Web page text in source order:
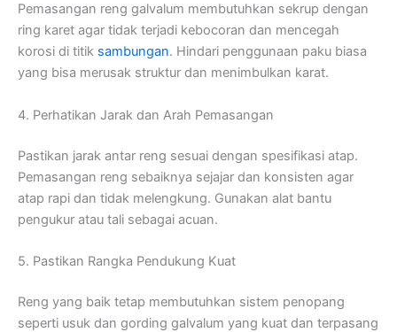
Pemasangan reng galvalum membutuhkan sekrup dengan
ring karet agar tidak terjadi kebocoran dan mencegah
korosi di titik sambungan. Hindari penggunaan paku biasa
yang bisa merusak struktur dan menimbulkan karat.
4. Perhatikan Jarak dan Arah Pemasangan
Pastikan jarak antar reng sesuai dengan spesifikasi atap.
Pemasangan reng sebaiknya sejajar dan konsisten agar
atap rapi dan tidak melengkung. Gunakan alat bantu
pengukur atau tali sebagai acuan.
5. Pastikan Rangka Pendukung Kuat
Reng yang baik tetap membutuhkan sistem penopang
seperti usuk dan gording galvalum yang kuat dan terpasang